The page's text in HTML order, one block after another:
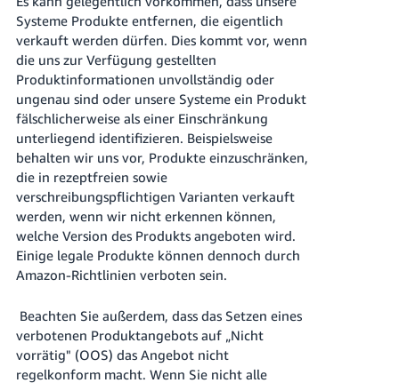
Systeme Produkte entfernen, die eigentlich
verkauft werden dürfen. Dies kommt vor, wenn
die uns zur Verfügung gestellten
Produktinformationen unvollständig oder
ungenau sind oder unsere Systeme ein Produkt
fälschlicherweise als einer Einschränkung
unterliegend identifizieren. Beispielsweise
behalten wir uns vor, Produkte einzuschränken,
die in rezeptfreien sowie
verschreibungspflichtigen Varianten verkauft
werden, wenn wir nicht erkennen können,
welche Version des Produkts angeboten wird.
Einige legale Produkte können dennoch durch
Amazon-Richtlinien verboten sein.
Beachten Sie außerdem, dass das Setzen eines
verbotenen Produktangebots auf „Nicht
vorrätig" (OOS) das Angebot nicht
regelkonform macht. Wenn Sie nicht alle